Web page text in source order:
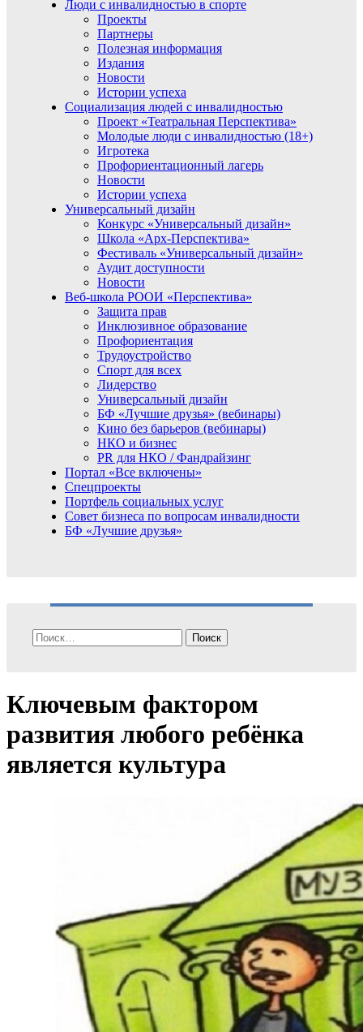
Люди с инвалидностью в спорте
Проекты
Партнеры
Полезная информация
Издания
Новости
Истории успеха
Социализация людей с инвалидностью
Проект «Театральная Перспектива»
Молодые люди с инвалидностью (18+)
Игротека
Профориентационный лагерь
Новости
Истории успеха
Универсальный дизайн
Конкурс «Универсальный дизайн»
Школа «Арх-Перспектива»
Фестиваль «Универсальный дизайн»
Аудит доступности
Новости
Веб-школа РООИ «Перспектива»
Защита прав
Инклюзивное образование
Профориентация
Трудоустройство
Спорт для всех
Лидерство
Универсальный дизайн
БФ «Лучшие друзья» (вебинары)
Кино без барьеров (вебинары)
НКО и бизнес
PR для НКО / Фандрайзинг
Портал «Все включены»
Спецпроекты
Портфель социальных услуг
Совет бизнеса по вопросам инвалидности
БФ «Лучшие друзья»
Найти:
Ключевым фактором
развития любого ребёнка
является культура